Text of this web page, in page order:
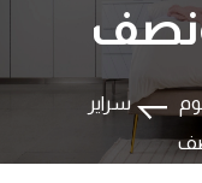
سراير